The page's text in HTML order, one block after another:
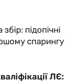
підопічні
спарингу
ЛЄ: